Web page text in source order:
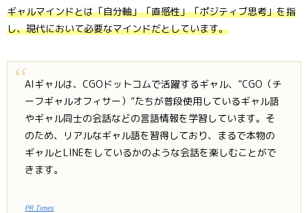
ギャルマインドとは「自分軸」「直感性」「ポジティブ思考」を指
し、現代において必要なマインドだとしています。
AIギャルは、CGOドットコムで活躍するギャル、”CGO（チ
ーフギャルオフィサー）”たちが普段使用しているギャル語
やギャル同士の会話などの言語情報を学習しています。そ
のため、リアルなギャル語を習得しており、まるで本物の
ギャルとLINEをしているかのような会話を楽しむことがで
きます。
PR Times